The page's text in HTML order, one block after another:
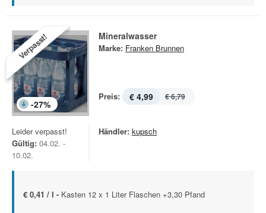
Verpasst!
-27%
Mineralwasser
Marke: Franken Brunnen
Preis: € 4,99 € 6,79
Leider verpasst!
Gültig: 04.02. -
10.02.
Händler: kupsch
€ 0,41 / l - Kasten 12 x 1 Liter Flaschen +3,30 Pfand